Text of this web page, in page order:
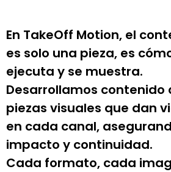
En TakeOff Motion, el
es solo una pieza, es
ejecuta y se muestra.
Desarrollamos contenido
piezas visuales que dan
en cada canal,
impacto y continuidad.
Cada formato, cada